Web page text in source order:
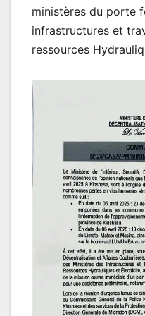
ministères du porte
infrastructures et
ressources